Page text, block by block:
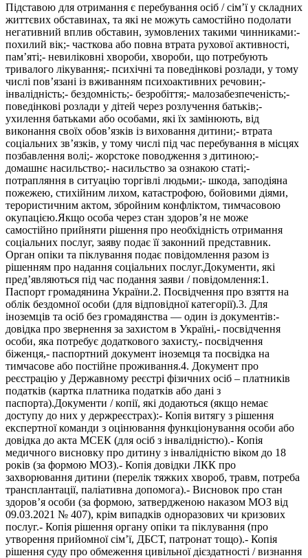
Підставою для отримання є перебування осіб / сім’ї у складних
життєвих обставинах, та які не можуть самостійно подолати
негативний вплив обставин, зумовлених такими чинниками:-
похилий вік;- часткова або повна втрата рухової активності,
пам’яті;- невиліковні хвороби, хвороби, що потребують
тривалого лікування;- психічні та поведінкові розлади, у тому
числі пов’язані із вживанням психоактивних речовин;-
інвалідність;- бездомність;- безробіття;- малозабезпеченість;-
поведінкові розлади у дітей через розлучення батьків;-
ухилення батьками або особами, які їх замінюють, від
виконання своїх обов’язків із виховання дитини;- втрата
соціальних зв’язків, у тому числі під час перебування в місцях
позбавлення волі;- жорстоке поводження з дитиною;-
домашнє насильство;- насильство за ознакою статі;-
потрапляння в ситуацію торгівлі людьми;- шкода, заподіяна
пожежею, стихійним лихом, катастрофою, бойовими діями,
терористичним актом, збройним конфліктом, тимчасовою
окупацією.Якщо особа через стан здоров’я не може
самостійно прийняти рішення про необхідність отримання
соціальних послуг, заяву подає її законний представник.
Орган опіки та піклування подає повідомлення разом із
рішенням про надання соціальних послуг.Документи, які
пред’являються під час подання заяви / повідомлення:1.
Паспорт громадянина України.2. Посвідчення про взяття на
облік бездомної особи (для відповідної категорії).3. Для
іноземців та осіб без громадянства — один із документів:-
довідка про звернення за захистом в Україні,- посвідчення
особи, яка потребує додаткового захисту,- посвідчення
біженця,- паспортний документ іноземця та посвідка на
тимчасове або постійне проживання.4. Документ про
реєстрацію у Державному реєстрі фізичних осіб – платників
податків (картка платника податків або дані з
паспорта).Документи / копії, які додаються (якщо немає
доступу до них у держреєстрах):- Копія витягу з рішення
експертної команди з оцінювання функціонування особи або
довідка до акта МСЕК (для осіб з інвалідністю).- Копія
медичного висновку про дитину з інвалідністю віком до 18
років (за формою МОЗ).- Копія довідки ЛКК про
захворювання дитини (перелік тяжких хвороб, травм, потреба
трансплантації, паліативна допомога).- Висновок про стан
здоров’я особи (за формою, затвердженою наказом МОЗ від
09.03.2021 № 407), крім випадків одноразових чи кризових
послуг.- Копія рішення органу опіки та піклування (про
утворення прийомної сім’ї, ДБСТ, патронат тощо).- Копія
рішення суду про обмеження цивільної дієздатності / визнання